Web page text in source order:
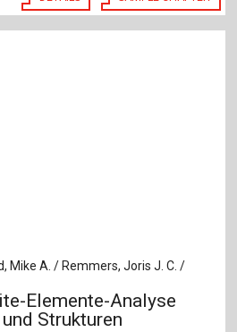
Mike A. / Remmers, Joris J. C. /
Elemente-Analyse
Strukturen